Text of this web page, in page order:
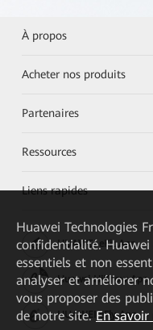
À propos
Acheter nos produits
Partenaires
Ressources
Liens rapides
HUAWEI eKit App
Huawei HiKnow App
HUAWEI eFly App
Huawei Technologies
confidentialité.
essentiels et non
analyser et améliorer
vous proposer des
de notre site. En savoir